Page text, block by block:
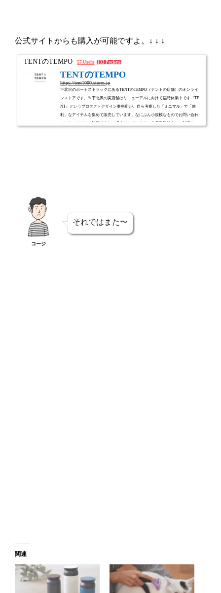
公式サイトからも購入が可能ですよ。↓ ↓ ↓
TENTのTEMPO 57 Users 133 Pockets
TENTのTEMPO
https://tent1000.stores.jp
下北沢のボーナストラックにあるTENTのTEMPO（テントの店舗）のオンライ
ンストアです。※下北沢の実店舗はリニューアルに向けて臨時休業中です『TE
NT』というプロダクトデザイン事務所が、自ら考案した「ミニマル」で「便
利」なアイテムを集めて販売しています。なにぶん小規模なものでお問い合わ
せには、すぐにご対応できない場合がございます。３営業日以内のご対応を、
コージ
それではまた〜
関連